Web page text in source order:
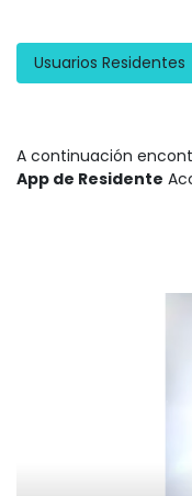
Usuarios Residentes
A continuación
App de Residente